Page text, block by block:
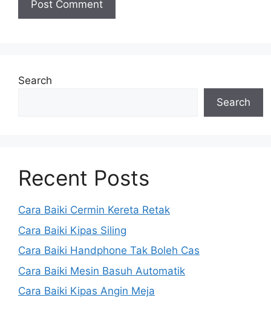
Search
Search
Recent Posts
Cara Baiki Cermin Kereta Retak
Cara Baiki Kipas Siling
Cara Baiki Handphone Tak Boleh Cas
Cara Baiki Mesin Basuh Automatik
Cara Baiki Kipas Angin Meja